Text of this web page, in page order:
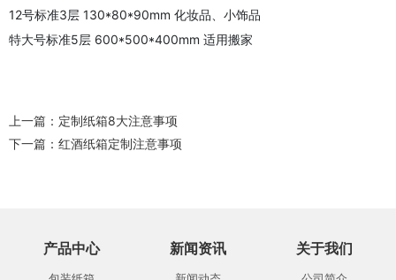
12号标准3层 130*80*90mm 化妆品、小饰品
特大号标准5层 600*500*400mm 适用搬家
上一篇： 定制纸箱8大注意事项
下一篇： 红酒纸箱定制注意事项
产品中心 新闻资讯 关于我们